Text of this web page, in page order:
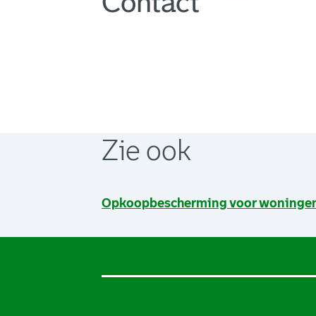
Zie ook
Opkoopbescherming voor